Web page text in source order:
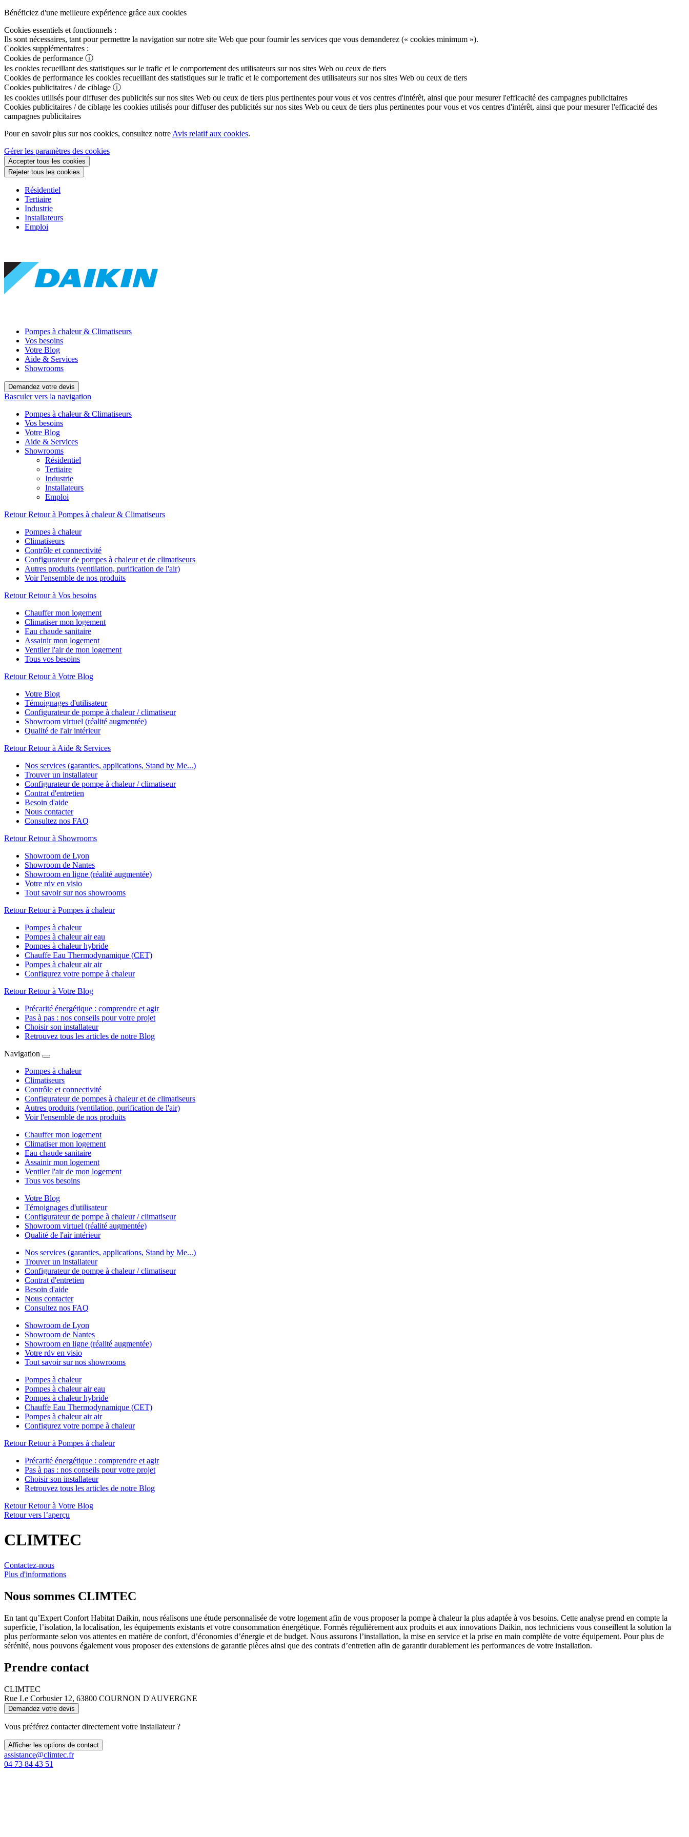
Bénéficiez d'une meilleure expérience grâce aux cookies
Cookies essentiels et fonctionnels :
Ils sont nécessaires, tant pour permettre la navigation sur notre site Web que pour fournir les services que vous demanderez (« cookies minimum »).
Cookies supplémentaires :
Cookies de performance ⓘ
les cookies recueillant des statistiques sur le trafic et le comportement des utilisateurs sur nos sites Web ou ceux de tiers
Cookies de performance les cookies recueillant des statistiques sur le trafic et le comportement des utilisateurs sur nos sites Web ou ceux de tiers
Cookies publicitaires / de ciblage ⓘ
les cookies utilisés pour diffuser des publicités sur nos sites Web ou ceux de tiers plus pertinentes pour vous et vos centres d'intérêt, ainsi que pour mesurer l'efficacité des campagnes publicitaires
Cookies publicitaires / de ciblage les cookies utilisés pour diffuser des publicités sur nos sites Web ou ceux de tiers plus pertinentes pour vous et vos centres d'intérêt, ainsi que pour mesurer l'efficacité des
campagnes publicitaires
Pour en savoir plus sur nos cookies, consultez notre Avis relatif aux cookies.
Gérer les paramètres des cookies
Accepter tous les cookies
Rejeter tous les cookies
Résidentiel
Tertiaire
Industrie
Installateurs
Emploi
Pompes à chaleur & Climatiseurs
Vos besoins
Votre Blog
Aide & Services
Showrooms
Demandez votre devis
Basculer vers la navigation
Pompes à chaleur & Climatiseurs
Vos besoins
Votre Blog
Aide & Services
Showrooms
Résidentiel
Tertiaire
Industrie
Installateurs
Emploi
Retour Retour à Pompes à chaleur & Climatiseurs
Pompes à chaleur
Climatiseurs
Contrôle et connectivité
Configurateur de pompes à chaleur et de climatiseurs
Autres produits (ventilation, purification de l'air)
Voir l'ensemble de nos produits
Retour Retour à Vos besoins
Chauffer mon logement
Climatiser mon logement
Eau chaude sanitaire
Assainir mon logement
Ventiler l'air de mon logement
Tous vos besoins
Retour Retour à Votre Blog
Votre Blog
Témoignages d'utilisateur
Configurateur de pompe à chaleur / climatiseur
Showroom virtuel (réalité augmentée)
Qualité de l'air intérieur
Retour Retour à Aide & Services
Nos services (garanties, applications, Stand by Me...)
Trouver un installateur
Configurateur de pompe à chaleur / climatiseur
Contrat d'entretien
Besoin d'aide
Nous contacter
Consultez nos FAQ
Retour Retour à Showrooms
Showroom de Lyon
Showroom de Nantes
Showroom en ligne (réalité augmentée)
Votre rdv en visio
Tout savoir sur nos showrooms
Retour Retour à Pompes à chaleur
Pompes à chaleur
Pompes à chaleur air eau
Pompes à chaleur hybride
Chauffe Eau Thermodynamique (CET)
Pompes à chaleur air air
Configurez votre pompe à chaleur
Retour Retour à Votre Blog
Précarité énergétique : comprendre et agir
Pas à pas : nos conseils pour votre projet
Choisir son installateur
Retrouvez tous les articles de notre Blog
Navigation
Pompes à chaleur
Climatiseurs
Contrôle et connectivité
Configurateur de pompes à chaleur et de climatiseurs
Autres produits (ventilation, purification de l'air)
Voir l'ensemble de nos produits
Chauffer mon logement
Climatiser mon logement
Eau chaude sanitaire
Assainir mon logement
Ventiler l'air de mon logement
Tous vos besoins
Votre Blog
Témoignages d'utilisateur
Configurateur de pompe à chaleur / climatiseur
Showroom virtuel (réalité augmentée)
Qualité de l'air intérieur
Nos services (garanties, applications, Stand by Me...)
Trouver un installateur
Configurateur de pompe à chaleur / climatiseur
Contrat d'entretien
Besoin d'aide
Nous contacter
Consultez nos FAQ
Showroom de Lyon
Showroom de Nantes
Showroom en ligne (réalité augmentée)
Votre rdv en visio
Tout savoir sur nos showrooms
Pompes à chaleur
Pompes à chaleur air eau
Pompes à chaleur hybride
Chauffe Eau Thermodynamique (CET)
Pompes à chaleur air air
Configurez votre pompe à chaleur
Retour Retour à Pompes à chaleur
Précarité énergétique : comprendre et agir
Pas à pas : nos conseils pour votre projet
Choisir son installateur
Retrouvez tous les articles de notre Blog
Retour Retour à Votre Blog
Retour vers l’aperçu
CLIMTEC
Contactez-nous
Plus d'informations
Nous sommes CLIMTEC
En tant qu’Expert Confort Habitat Daikin, nous réalisons une étude personnalisée de votre logement afin de vous proposer la pompe à chaleur la plus adaptée à vos besoins. Cette analyse prend en compte la
superficie, l’isolation, la localisation, les équipements existants et votre consommation énergétique. Formés régulièrement aux produits et aux innovations Daikin, nos techniciens vous conseillent la solution la
plus performante selon vos attentes en matière de confort, d’économies d’énergie et de budget. Nous assurons l’installation, la mise en service et la prise en main complète de votre équipement. Pour plus de
sérénité, nous pouvons également vous proposer des extensions de garantie pièces ainsi que des contrats d’entretien afin de garantir durablement les performances de votre installation.
Prendre contact
CLIMTEC
Rue Le Corbusier 12, 63800 COURNON D'AUVERGNE
Demandez votre devis
Vous préférez contacter directement votre installateur ?
Afficher les options de contact
assistance@climtec.fr
04 73 84 43 51